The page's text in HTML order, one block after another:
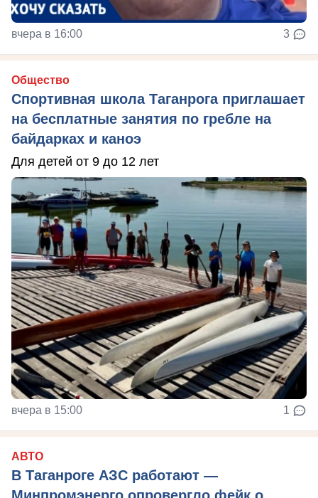
вчера в 16:00 3
Общество
Спортивная школа Таганрога приглашает
на бесплатные занятия по гребле на
байдарках и каноэ
Для детей от 9 до 12 лет
вчера в 15:00 1
АВТО
В Таганроге АЗС работают —